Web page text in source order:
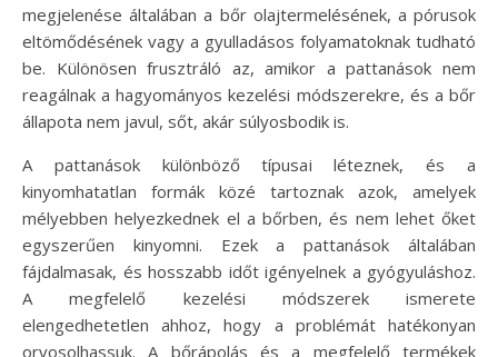
megjelenése általában a bőr olajtermelésének, a pórusok
eltömődésének vagy a gyulladásos folyamatoknak tudható
be. Különösen frusztráló az, amikor a pattanások nem
reagálnak a hagyományos kezelési módszerekre, és a bőr
állapota nem javul, sőt, akár súlyosbodik is.
A pattanások különböző típusai léteznek, és a
kinyomhatatlan formák közé tartoznak azok, amelyek
mélyebben helyezkednek el a bőrben, és nem lehet őket
egyszerűen kinyomni. Ezek a pattanások általában
fájdalmasak, és hosszabb időt igényelnek a gyógyuláshoz.
A megfelelő kezelési módszerek ismerete
elengedhetetlen ahhoz, hogy a problémát hatékonyan
orvosolhassuk. A bőrápolás és a megfelelő termékek